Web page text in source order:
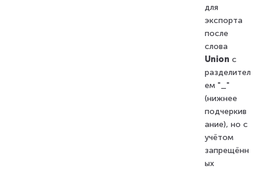
для
экспорта
после
слова
Union c
разделител
ем "_"
(нижнее
подчеркив
ание), но с
учётом
запрещённ
ых